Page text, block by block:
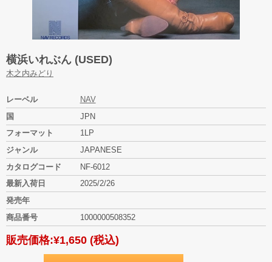
横浜いれぶん (USED)
木之内みどり
レーベル
NAV
国
JPN
フォーマット
1LP
ジャンル
JAPANESE
カタログコード
NF-6012
最新入荷日
2025/2/26
発売年
商品番号
1000000508352
販売価格:¥1,650 (税込)